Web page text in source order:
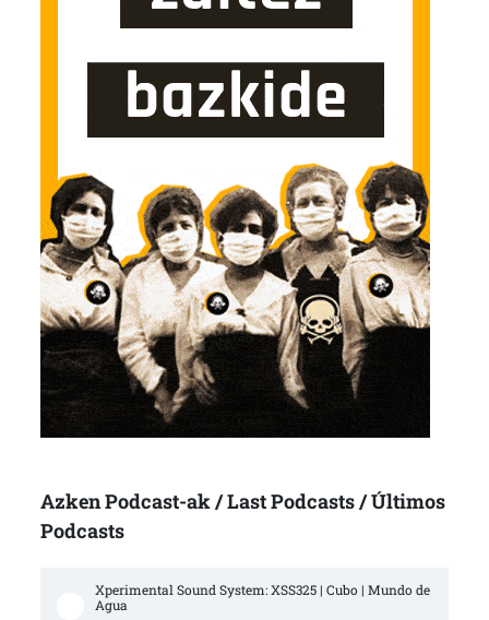
Azken Podcast-ak / Last Podcasts / Últimos
Podcasts
Xperimental Sound System: XSS325 | Cubo | Mundo de
Agua